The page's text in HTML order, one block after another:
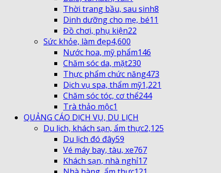
Thời trang bầu, sau sinh8
Dinh dưỡng cho mẹ, bé11
Đồ chơi, phụ kiện22
Sức khỏe, làm đẹp4,600
Nước hoa, mỹ phẩm146
Chăm sóc da, mặt230
Thực phẩm chức năng473
Dịch vụ spa, thẩm mỹ1,221
Chăm sóc tóc, cơ thể244
Trà thảo mộc1
QUẢNG CÁO DỊCH VỤ, DU LỊCH
Du lịch, khách sạn, ẩm thực2,125
Du lịch đó đây59
Vé máy bay, tàu, xe767
Khách sạn, nhà nghỉ17